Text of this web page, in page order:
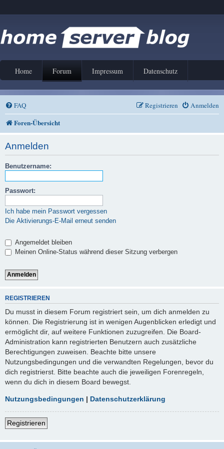
Home Forum Impressum Datenschutz
FAQ Anmelden
Registrieren
Foren-Übersicht
Anmelden
Benutzername:
Passwort:
Ich habe mein Passwort vergessen
Die Aktivierungs-E-Mail erneut senden
Angemeldet bleiben
Meinen Online-Status während dieser Sitzung verbergen
REGISTRIEREN
Du musst in diesem Forum registriert sein, um dich anmelden zu
können. Die Registrierung ist in wenigen Augenblicken erledigt und
ermöglicht dir, auf weitere Funktionen zuzugreifen. Die Board-
Administration kann registrierten Benutzern auch zusätzliche
Berechtigungen zuweisen. Beachte bitte unsere
Nutzungsbedingungen und die verwandten Regelungen, bevor du
dich registrierst. Bitte beachte auch die jeweiligen Forenregeln,
wenn du dich in diesem Board bewegst.
Nutzungsbedingungen | Datenschutzerklärung
Registrieren